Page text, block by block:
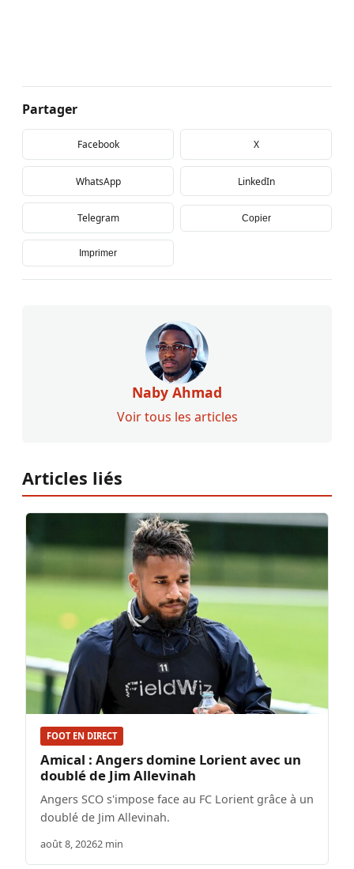
Partager
Facebook X
WhatsApp LinkedIn
Telegram Copier
Imprimer
Naby Ahmad
Voir tous les articles
Articles liés
FOOT EN DIRECT
Amical : Angers domine Lorient avec un
doublé de Jim Allevinah
Angers SCO s'impose face au FC Lorient grâce à un
doublé de Jim Allevinah.
août 8, 20262 min